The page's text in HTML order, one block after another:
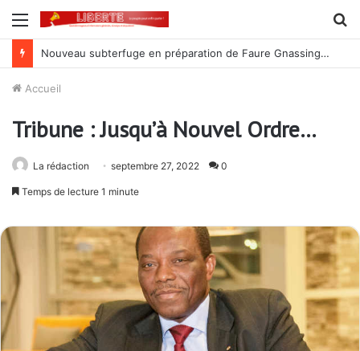
Menu
Nouveau subterfuge en préparation de Faure Gnassingbé pour ne jamais partir ; les Togolais disent non et sont vent debout
Accueil
Tribune : Jusqu’à Nouvel Ordre…
La rédaction septembre 27, 2022 0
Temps de lecture 1 minute